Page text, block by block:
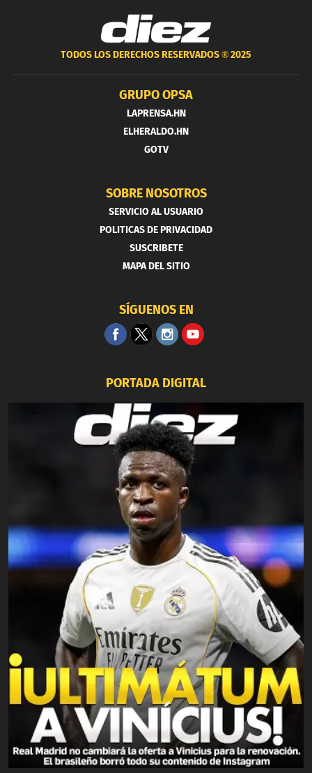
TODOS LOS DERECHOS RESERVADOS ®2025
GRUPO OPSA
LAPRENSA.HN
ELHERALDO.HN
GOTV
SOBRE NOSOTROS
SERVICIO AL USUARIO
POLITICAS DE PRIVACIDAD
SUSCRIBETE
MAPA DEL SITIO
SÍGUENOS EN
PORTADA DIGITAL